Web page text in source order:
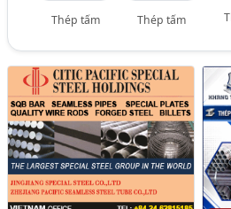
Thép tấm Thép tấm